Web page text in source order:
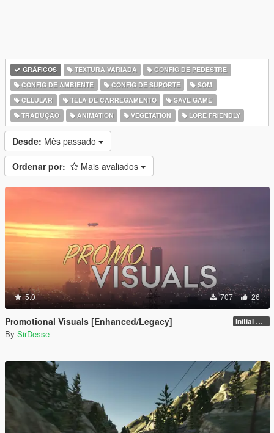
GRÁFICOS TEXTURA VARIADA
CONFIG DE PEDESTRE
CONFIG DE AMBIENTE
CONFIG DE SUPORTE
SOM
CELULAR
TELA DE CARREGAMENTO
SAVE GAME
TRADUÇÃO
ANIMATION VEGETATION LORE FRIENDLY
Desde: Mês passado
Ordenar por: Mais avaliados
5.0 707 26
Promotional Visuals [Enhanced/Legacy] Initial Release
By SirDesse